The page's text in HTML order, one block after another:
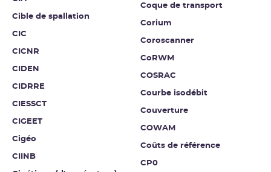
Cible de spallation
CIC
CICNR
CIDEN
CIDRRE
CIESSCT
CIGEET
Cigéo
CIINB
Coque de transport
Corium
Coroscanner
CoRWM
COSRAC
Courbe isodébit
Couverture
COWAM
Coûts de référence
CP0